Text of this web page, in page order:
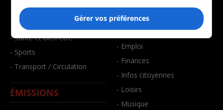
- Environnement
- Faits divers
- Santé et bien-être
- Sports
- Transport / Circulation
ÉMISSIONS
- Art de vivre
- Bien-être
- Emploi
- Finances
- Infos citoyennes
- Loisirs
- Musique
Gérer vos préférences